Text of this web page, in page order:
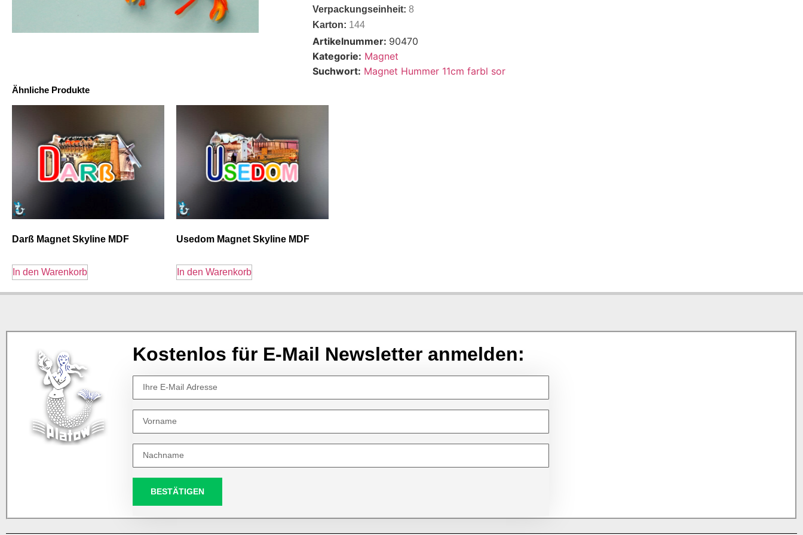
Verpackungseinheit:8
Karton: 144
Artikelnummer: 90470
Kategorie: Magnet
Suchwort: Magnet Hummer 11cm farbl sor
Ähnliche Produkte
Darß Magnet Skyline MDF
In den Warenkorb
Usedom Magnet Skyline MDF
In den Warenkorb
Kostenlos für E-Mail Newsletter anmelden:
BESTÄTIGEN